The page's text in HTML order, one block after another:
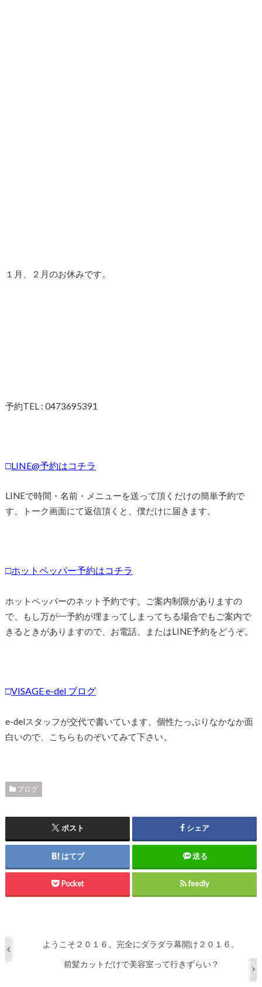
１月、２月のお休みです。
予約TEL : 0473695391
□LINE@予約はコチラ
LINEで時間・名前・メニューを送って頂くだけの簡単予約で
す。トーク画面にて返信頂くと、僕だけに届きます。
□ホットペッパー予約はコチラ
ホットペッパーのネット予約です。ご案内制限がありますの
で、もし万が一予約が埋まってしまってちる場合でもご案内で
きるときがありますので、お電話、またはLINE予約をどうぞ。
□VISAGE e-del ブログ
e-delスタッフが交代で書いています。個性たっぷりなかなか面
白いので、こちらものぞいてみて下さい。
ブログ
ポスト シェア
はてブ 送る
Pocket feedly
ようこそ２０１６。完全にダラダラ幕開け２０１６。
前髪カットだけで美容室って行きずらい？